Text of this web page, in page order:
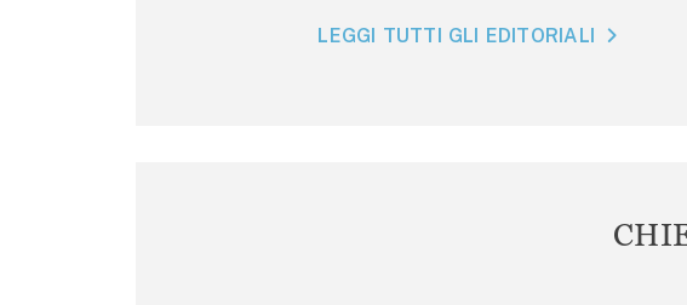
LEGGI TUTTI GLI EDITORIALI